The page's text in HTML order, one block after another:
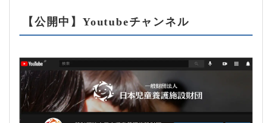
【公開中】Youtubeチャンネル